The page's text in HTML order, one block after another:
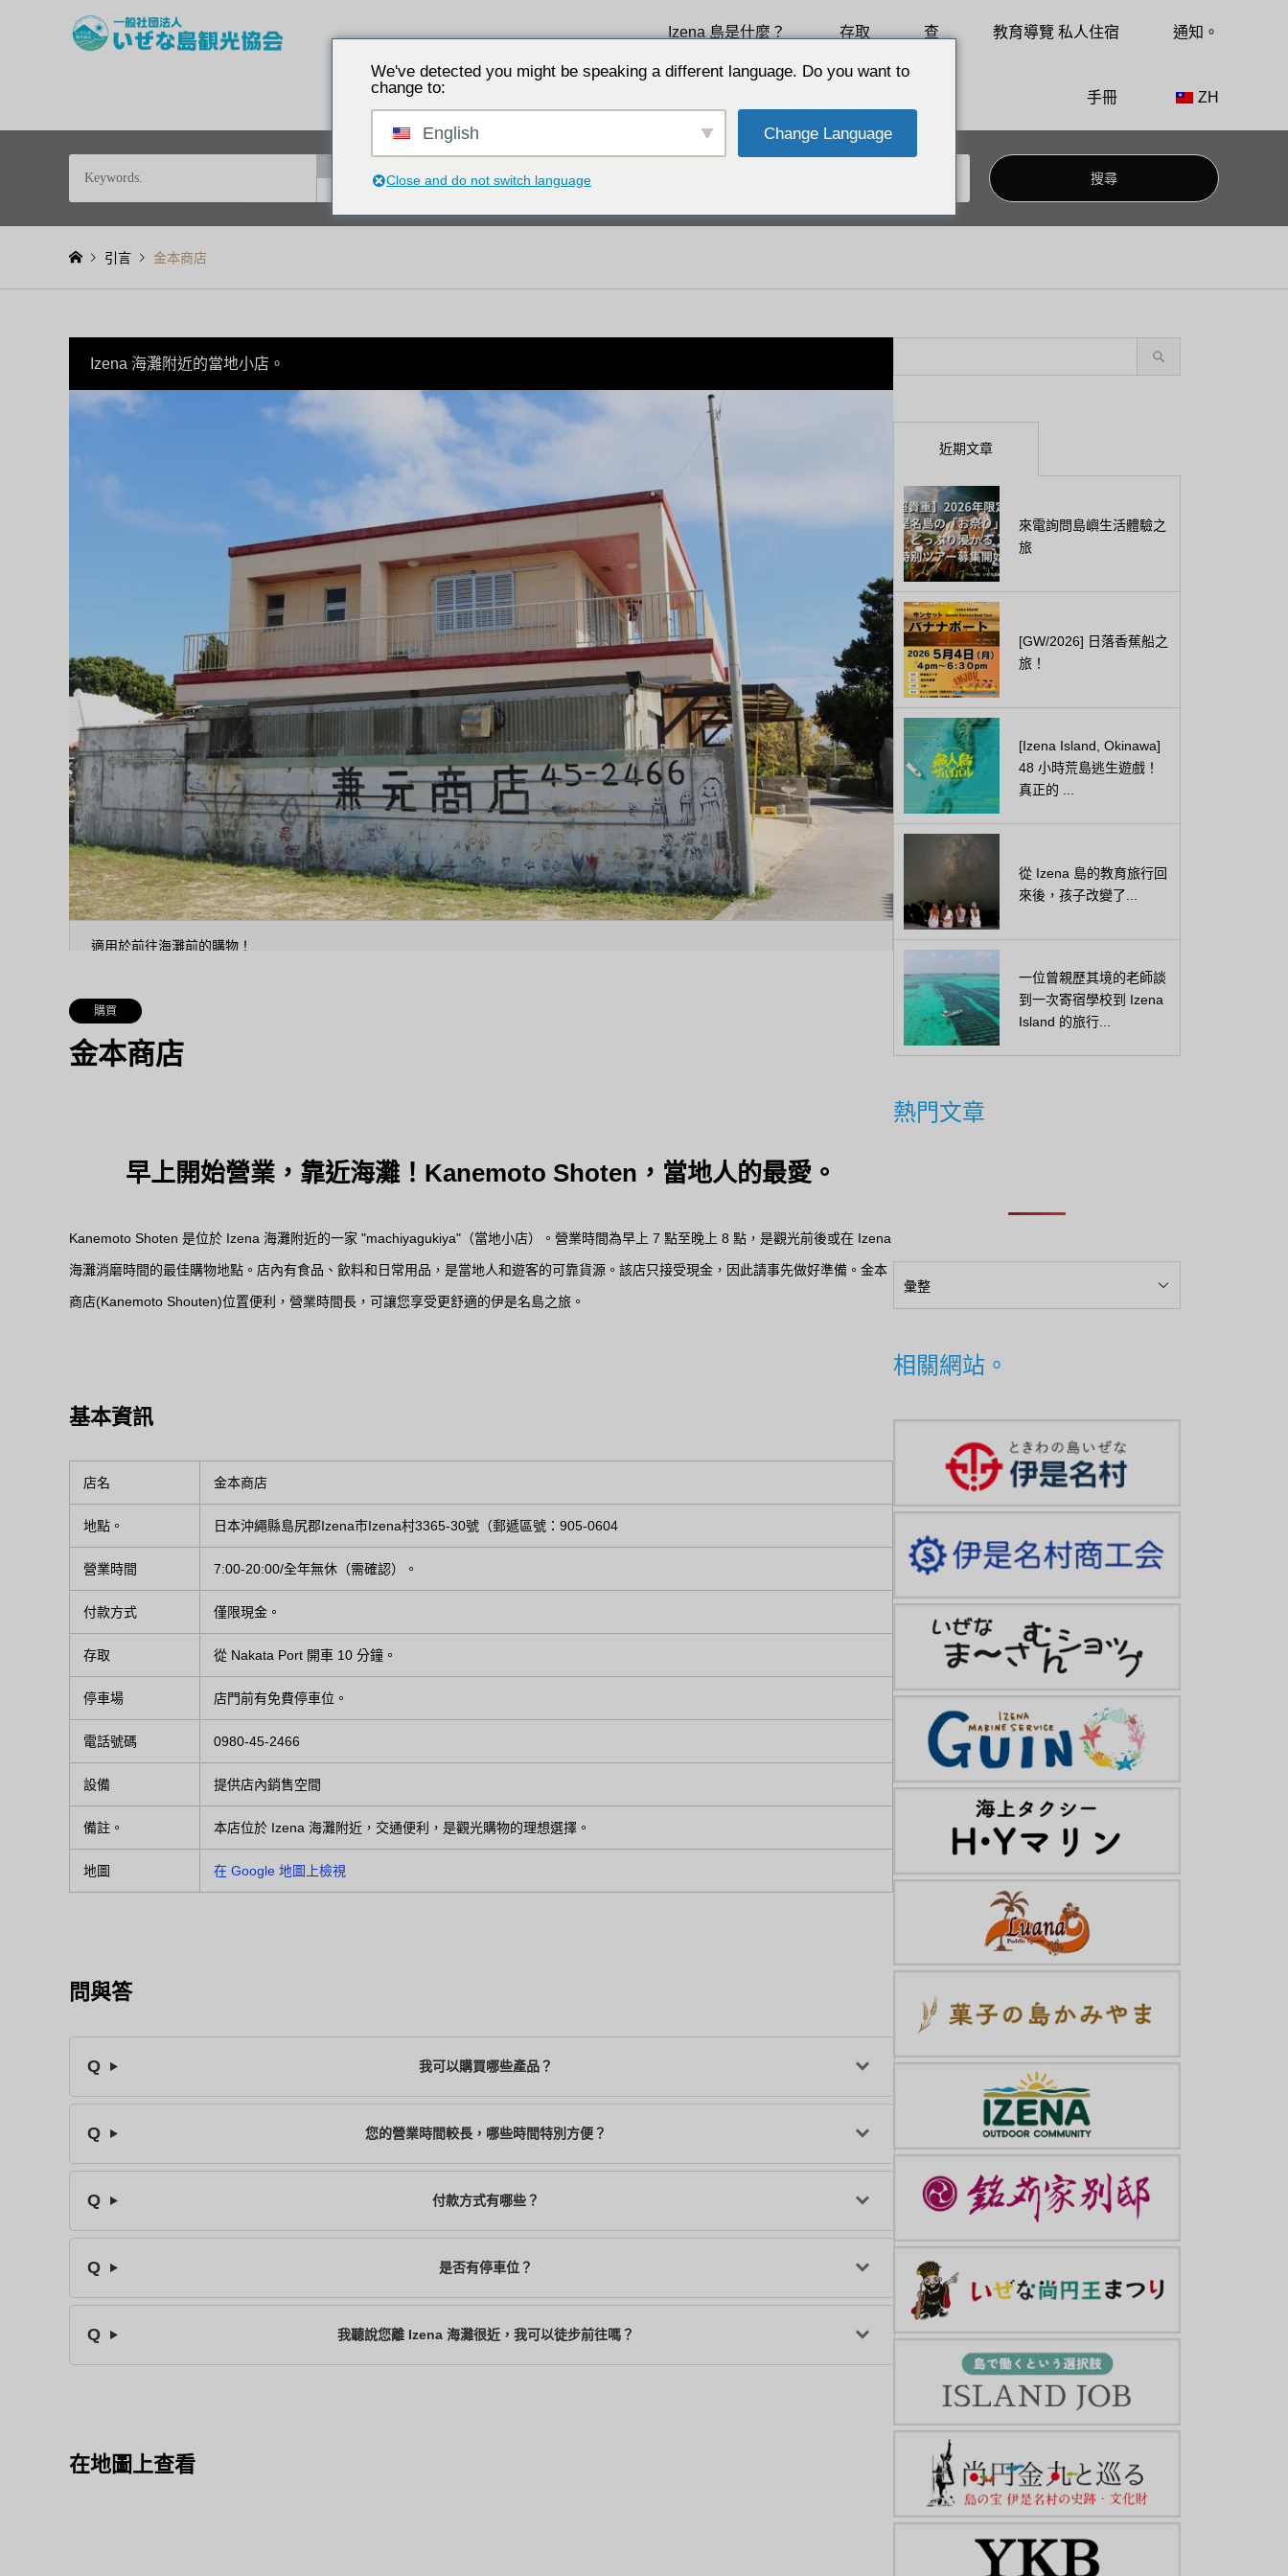
探索沖繩歷史的偏僻島嶼。琉球王朝莊嚴王誕生地。 Izena 島是什麼？ 存取 查 教育導覽 私人住宿 通知。
手冊 ZH
依特性選擇
引言 金本商店
Izena 海灘附近的當地小店。
適用於前往海灘前的購物！
購買
金本商店
早上開始營業，靠近海灘！Kanemoto Shoten，當地人的最愛。
Kanemoto Shoten 是位於 Izena 海灘附近的一家 "machiyagukiya"（當地小店）。營業時間為早上 7 點至晚上 8 點，是觀光前後或在 Izena
海灘消磨時間的最佳購物地點。店內有食品、飲料和日常用品，是當地人和遊客的可靠貨源。該店只接受現金，因此請事先做好準備。金本
商店(Kanemoto Shouten)位置便利，營業時間長，可讓您享受更舒適的伊是名島之旅。
基本資訊
店名 金本商店
地點。 日本沖繩縣島尻郡Izena市Izena村3365-30號（郵遞區號：905-0604
營業時間 7:00-20:00/全年無休（需確認）。
付款方式 僅限現金。
存取 從 Nakata Port 開車 10 分鐘。
停車場 店門前有免費停車位。
電話號碼 0980-45-2466
設備 提供店內銷售空間
備註。 本店位於 Izena 海灘附近，交通便利，是觀光購物的理想選擇。
地圖 在 Google 地圖上檢視
問與答
我可以購買哪些產品？
您的營業時間較長，哪些時間特別方便？
付款方式有哪些？
是否有停車位？
我聽說您離 Izena 海灘很近，我可以徒步前往嗎？
在地圖上查看
近期文章
來電詢問島嶼生活體驗之
旅
[GW/2026] 日落香蕉船之
旅！
[Izena Island, Okinawa]
48 小時荒島逃生遊戲！
真正的 ...
從 Izena 島的教育旅行回
來後，孩子改變了...
一位曾親歷其境的老師談
到一次寄宿學校到 Izena
Island 的旅行...
熱門文章
相關網站。
We've detected you might be speaking a different language. Do you want to
change to:
English Change Language
Close and do not switch language